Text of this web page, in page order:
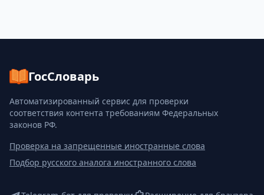
ГосСловарь
Автоматизированный сервис для проверки
соответствия контента требованиям Федеральных
законов РФ.
Проверка на запрещенные иностранные слова
Подбор русского аналога иностранного слова